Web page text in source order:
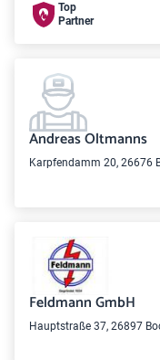
Top
Partner
Andreas Oltmanns
Karpfendamm 20, 26676
Feldmann GmbH
Hauptstraße 37, 26897